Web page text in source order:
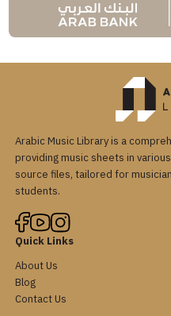
Arabic Music Library is a
providing music sheets in
source files, tailored for
students.
Quick Links
About Us
Blog
Contact Us